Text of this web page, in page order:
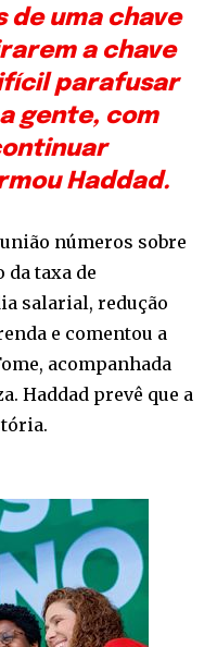
de uma chave
a chave
parafusar
gente, com
Haddad.
números sobre
da taxa de
salarial, redução
e comentou a
acompanhada
Haddad prevê que a